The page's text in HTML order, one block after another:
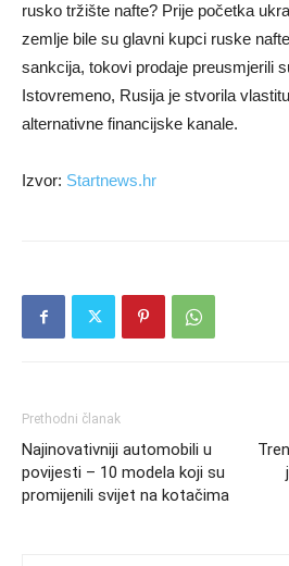
rusko tržište nafte? Prije početka
zemlje bile su glavni kupci ruske
sankcija, tokovi prodaje preusmjerili
Istovremeno, Rusija je stvorila
alternativne financijske kanale.
Izvor: Startnews.hr
Prethodni članak
Najinovativniji automobili u
povijesti – 10 modela koji su
promijenili svijet na kotačima